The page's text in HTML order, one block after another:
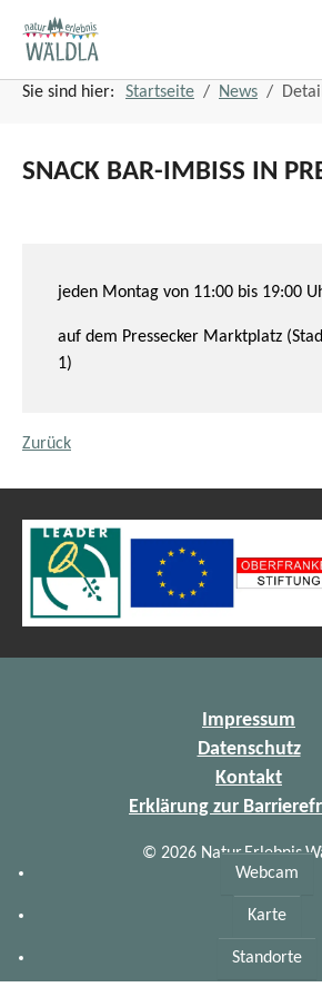
Sie sind hier: Startseite News
SNACK BAR-IMBISS IN
jeden Montag von 11:00 bis 19:00
auf dem Pressecker Marktplatz
1)
Zurück
Impressum
Datenschutz
Kontakt
Erklärung zur
© 2026
Webcam
Karte
Standorte